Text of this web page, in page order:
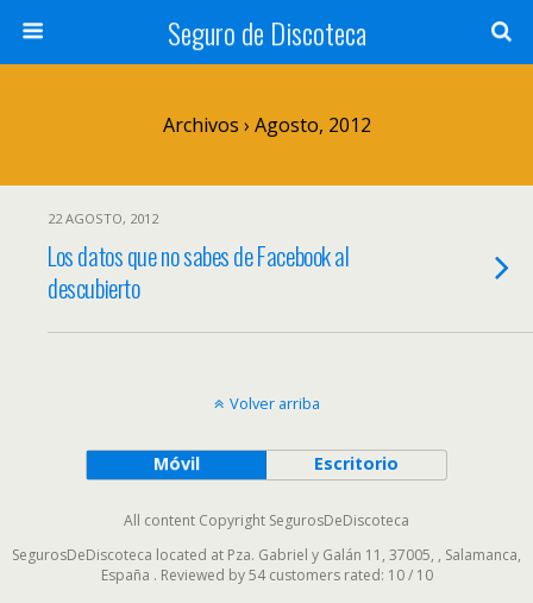
Seguro de Discoteca
Archivos › Agosto, 2012
22 AGOSTO, 2012
Los datos que no sabes de Facebook al
descubierto
Volver arriba
Móvil Escritorio
All content Copyright SegurosDeDiscoteca
SegurosDeDiscoteca located at Pza. Gabriel y Galán 11, 37005, , Salamanca,
España . Reviewed by54 customersrated: 10/ 10